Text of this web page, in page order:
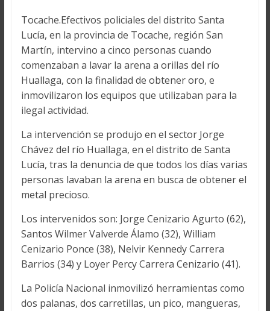
Tocache.Efectivos policiales del distrito Santa
Lucía, en la provincia de Tocache, región San
Martín, intervino a cinco personas cuando
comenzaban a lavar la arena a orillas del río
Huallaga, con la finalidad de obtener oro, e
inmovilizaron los equipos que utilizaban para la
ilegal actividad.
La intervención se produjo en el sector Jorge
Chávez del río Huallaga, en el distrito de Santa
Lucía, tras la denuncia de que todos los días varias
personas lavaban la arena en busca de obtener el
metal precioso.
Los intervenidos son: Jorge Cenizario Agurto (62),
Santos Wilmer Valverde Álamo (32), William
Cenizario Ponce (38), Nelvir Kennedy Carrera
Barrios (34) y Loyer Percy Carrera Cenizario (41).
La Policía Nacional inmovilizó herramientas como
dos palanas, dos carretillas, un pico, mangueras,